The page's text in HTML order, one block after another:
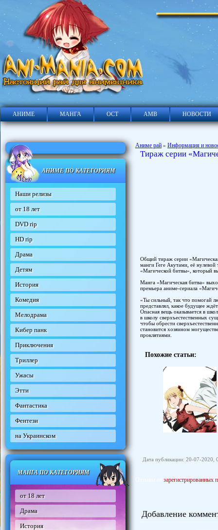
АНИМЕ МАНГА ОСТ АМВ НОВОСТИ
АНИМЕ ПО КАТЕГОРИЯМ
Наши релизы
от 18 лет
DVD rip
HD rip
Драма
Детям
История
Комедия
Мелодрама
Кибер панк
Приключения
Триллер
Ужасы
Этти
Фантастика
Фентези
на Украинском
МАНГА ПО КАТЕГОРИЯМ
от 18 лет
Драма
История
Аниме рай » Информация и
Тираж серии
Общий тираж серии
манги Геге Акутами, её
«Магической битвы», который
Манга «Магическая битва»
премьера аниме-сериала
«Ты сильный, так что помогай
представлял, какое будущее
Опасная вещь оказывается в
в школу сверхъестественных
чтобы обрести
становится хозяином
проклятиями.
Похожие статьи:
Дата публикации: 20-07-2020,
зарегистрированных
Добавление